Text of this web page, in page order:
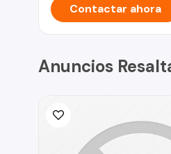
Contactar ahora
Anuncios